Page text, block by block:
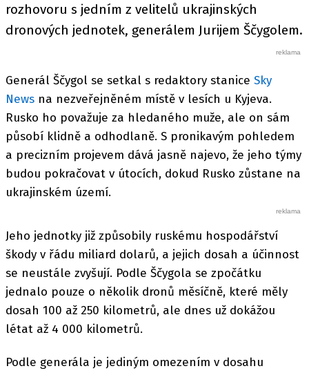
rozhovoru s jedním z velitelů ukrajinských
dronových jednotek, generálem Jurijem Ščygolem.
Generál Ščygol se setkal s redaktory stanice Sky
News na nezveřejněném místě v lesích u Kyjeva.
Rusko ho považuje za hledaného muže, ale on sám
působí klidně a odhodlaně. S pronikavým pohledem
a precizním projevem dává jasně najevo, že jeho týmy
budou pokračovat v útocích, dokud Rusko zůstane na
ukrajinském území.
Jeho jednotky již způsobily ruskému hospodářství
škody v řádu miliard dolarů, a jejich dosah a účinnost
se neustále zvyšují. Podle Ščygola se zpočátku
jednalo pouze o několik dronů měsíčně, které měly
dosah 100 až 250 kilometrů, ale dnes už dokážou
létat až 4 000 kilometrů.
Podle generála je jediným omezením v dosahu